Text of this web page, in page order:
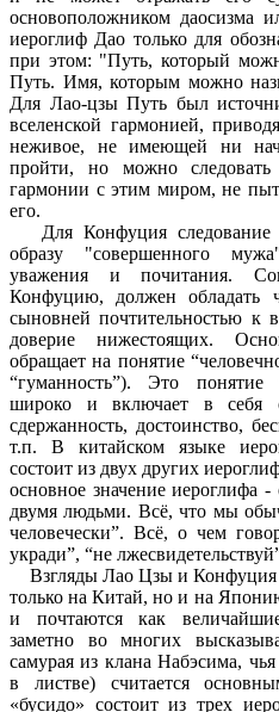
основоположником даосизма
иероглиф Дао только для
при этом: "Путь, который
Путь. Имя, которым можно
Для Лао-цзы Путь был
вселенской гармонией,
неживое, не имеющей ни
пройти, но можно
гармонии с этим миром, не
его.
Для Конфуция следование
образу "совершенного
уважения и почитания.
Конфуцию, должен обладать
сыновней почтительностью к
доверие нижестоящих.
обращает на понятие
“гуманность”). Это
широко и включает в себя
сдержанность, достоинство,
т.п. В китайском языке
состоит из двух других
основное значение иероглифа
двумя людьми. Всё, что мы
человечески”. Всё, о чем
укради”, “не
Взгляды Лао Цзы и Конфуция
только на Китай, но и на
и почтаются как
заметно во многих
самурая из клана Набэсима,
в листве) считается
«бусидо» состоит из трех